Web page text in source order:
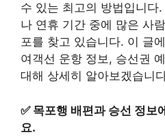
수 있는 최고의 방법입니다
나 연휴 기간 중에 많은 사
포를 찾고 있습니다. 이 글
여객선 운항 정보, 승선권
대해 상세히 알아보겠습니
✅ 목포행 배편과 승선 정보
요.